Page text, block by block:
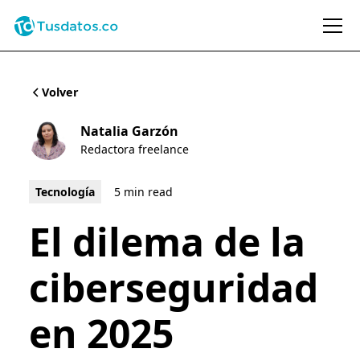
Volver
Natalia Garzón
Redactora freelance
Tecnología 5 min read
El dilema de la
ciberseguridad
en 2025